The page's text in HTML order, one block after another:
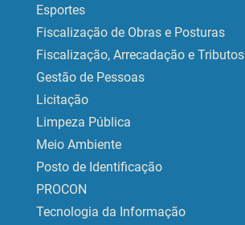
Esportes
Fiscalização de Obras e Posturas
Fiscalização, Arrecadação e Tributos
Gestão de Pessoas
Licitação
Limpeza Pública
Meio Ambiente
Posto de Identificação
PROCON
Tecnologia da Informação